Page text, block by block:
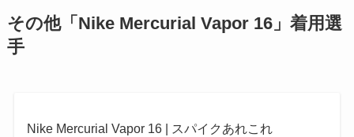
その他「Nike Mercurial Vapor 16」着用選
手
Nike Mercurial Vapor 16 | スパイクあれこれ